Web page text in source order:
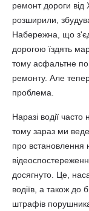
ремонт дороги від
розширили,
Набережна, що
дорогою їздять
тому асфальтне
ремонту. Але
проблема.
Наразі водії
тому зараз ми
про встановлення
досягнуто. Це,
водіїв, а також до
штрафів